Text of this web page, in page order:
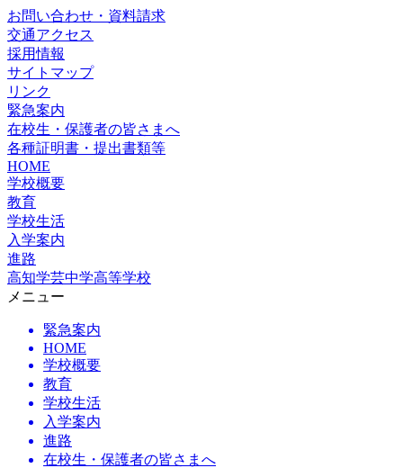
お問い合わせ・資料請求
交通アクセス
採用情報
サイトマップ
リンク
緊急案内
在校生・保護者の皆さまへ
各種証明書・提出書類等
HOME
学校概要
教育
学校生活
入学案内
進路
高知学芸中学高等学校
メニュー
緊急案内
HOME
学校概要
教育
学校生活
入学案内
進路
在校生・保護者の皆さまへ